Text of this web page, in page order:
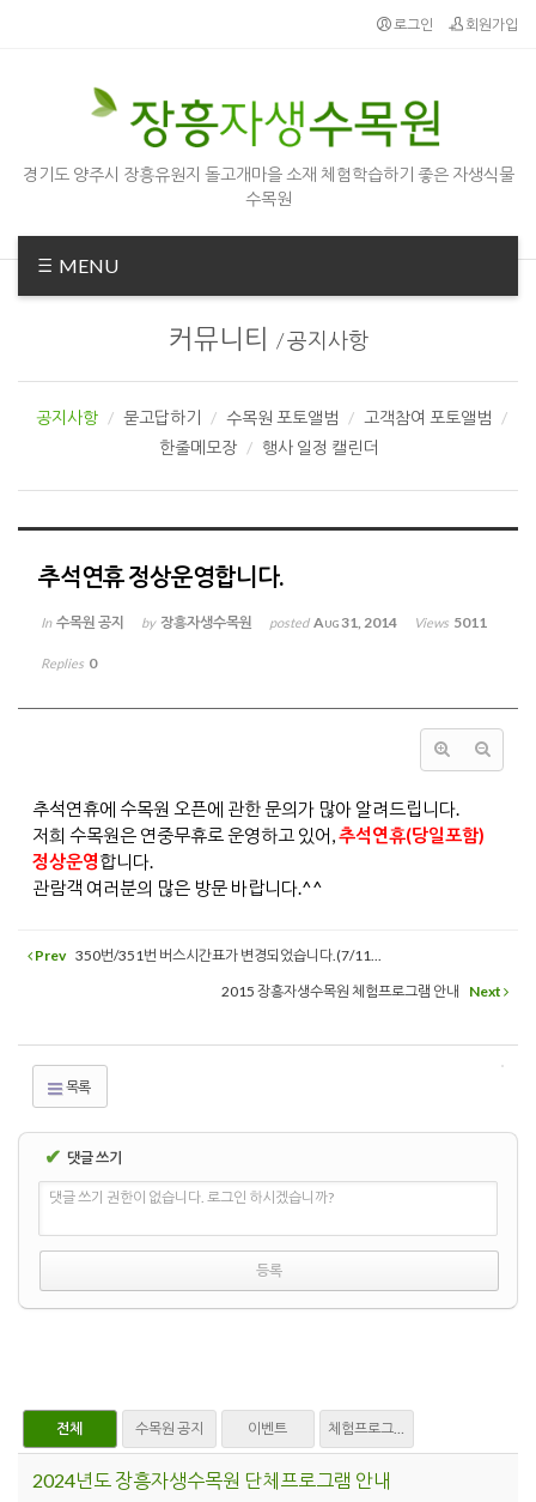
로그인 회원가입
경기도 양주시 장흥유원지 돌고개마을 소재 체험학습하기 좋은 자생식물
수목원
MENU
커뮤니티 /공지사항
공지사항 묻고답하기 수목원 포토앨범
고객참여 포토앨범
한줄메모장
행사 일정 캘린더
추석연휴 정상운영합니다.
In 수목원 공지 by 장흥자생수목원 posted Aug 31, 2014 Views 5011
Replies 0
추석연휴에 수목원 오픈에 관한 문의가 많아 알려드립니다.
저희 수목원은 연중무휴로 운영하고 있어,추석연휴(당일포함)
정상운영합니다.
관람객 여러분의 많은 방문 바랍니다.^^
Prev 350번/351번 버스시간표가 변경되었습니다.(7/11...
2015 장흥자생수목원 체험프로그램 안내
Next
목록
✔ 댓글 쓰기
댓글 쓰기 권한이 없습니다. 로그인 하시겠습니까?
전체 수목원 공지 이벤트 체험프로그램
2024년도 장흥자생수목원 단체프로그램 안내